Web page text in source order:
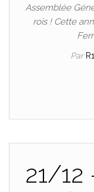
Assemblée
rois ! Cette
Par
21/